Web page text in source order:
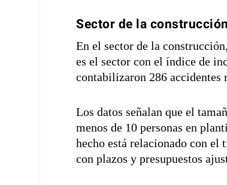
Sector de la construcción
En el sector de la
es el sector con el índice de
contabilizaron 286 accidentes
Los datos señalan que el
menos de 10 personas en
hecho está relacionado con
con plazos y presupuestos